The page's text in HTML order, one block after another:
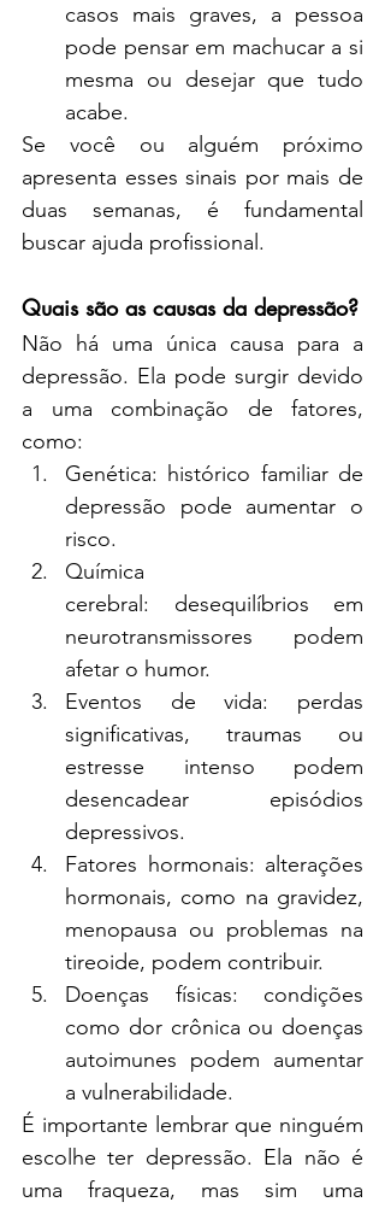
casos mais graves, a pessoa
pode pensar em machucar a si
mesma ou desejar que tudo
acabe.
Se você ou alguém próximo
apresenta esses sinais por mais de
duas semanas, é fundamental
buscar ajuda profissional.
Quais são as causas da depressão?
Não há uma única causa para a
depressão. Ela pode surgir devido
a uma combinação de fatores,
como:
Genética: histórico familiar de
depressão pode aumentar o
risco.
Química
cerebral: desequilíbrios em
neurotransmissores podem
afetar o humor.
Eventos de vida: perdas
significativas, traumas ou
estresse intenso podem
desencadear episódios
depressivos.
Fatores hormonais: alterações
hormonais, como na gravidez,
menopausa ou problemas na
tireoide, podem contribuir.
Doenças físicas: condições
como dor crônica ou doenças
autoimunes podem aumentar
a vulnerabilidade.
É importante lembrar que ninguém
escolhe ter depressão. Ela não é
uma fraqueza, mas sim uma